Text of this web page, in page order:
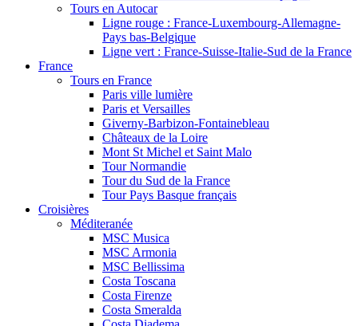
Tours en Autocar
Ligne rouge : France-Luxembourg-Allemagne-
Pays bas-Belgique
Ligne vert : France-Suisse-Italie-Sud de la France
France
Tours en France
Paris ville lumière
Paris et Versailles
Giverny-Barbizon-Fontainebleau
Châteaux de la Loire
Mont St Michel et Saint Malo
Tour Normandie
Tour du Sud de la France
Tour Pays Basque français
Croisières
Méditeranée
MSC Musica
MSC Armonia
MSC Bellissima
Costa Toscana
Costa Firenze
Costa Smeralda